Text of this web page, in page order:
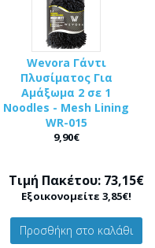
Wevora Γάντι
Πλυσίματος Για
Αμάξωμα 2 σε 1
Noodles - Mesh Lining
WR-015
9,90€
Τιμή Πακέτου: 73,15€
Εξοικονομείτε 3,85€!
Προσθήκη στο καλάθι